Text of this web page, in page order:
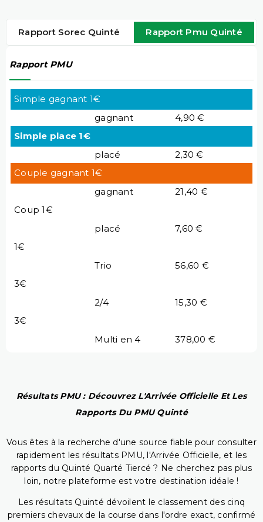
Rapport Sorec Quinté Rapport Pmu Quinté
Rapport PMU
Simple gagnant 1€
gagnant
4,90 €
Simple place 1€
placé
2,30 €
Couple gagnant 1€
gagnant
21,40 €
Coup 1€
placé
7,60 €
1€
Trio
56,60 €
3€
2/4
15,30 €
3€
Multi en 4
378,00 €
Résultats PMU : Découvrez L'Arrivée Officielle Et Les
Rapports Du PMU Quinté
Vous êtes à la recherche d'une source fiable pour consulter
rapidement les résultats PMU, l'Arrivée Officielle, et les
rapports du Quinté Quarté Tiercé ? Ne cherchez pas plus
loin, notre plateforme est votre destination idéale !
Les résultats Quinté dévoilent le classement des cinq
premiers chevaux de la course dans l'ordre exact, confirmé